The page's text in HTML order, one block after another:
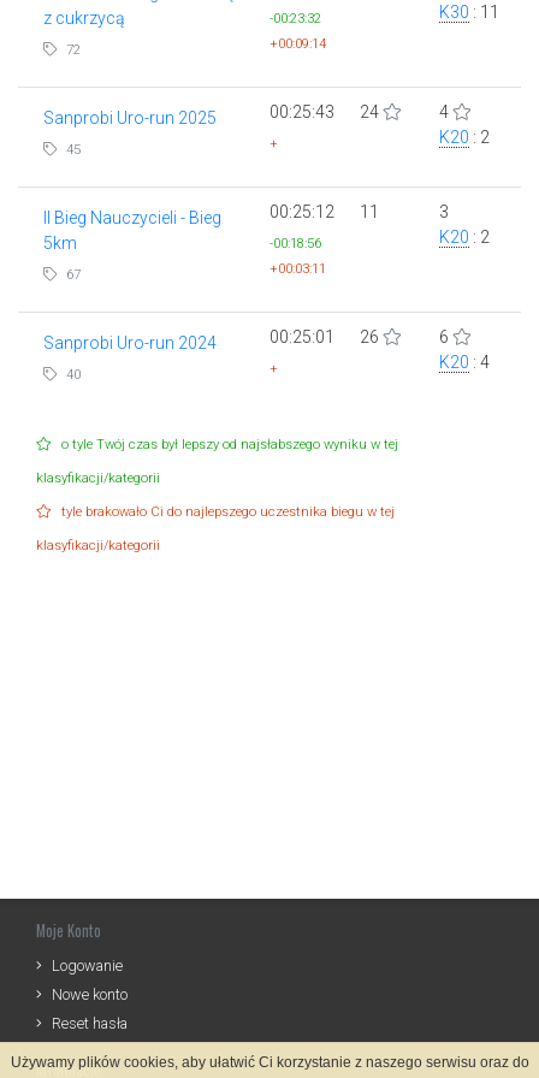
z cukrzycą
72
-00:23:32
+00:09:14
K30 : 11
Sanprobi Uro-run 2025
45
00:25:43
+
24
4
K20 : 2
II Bieg Nauczycieli - Bieg
5km
67
00:25:12
-00:18:56
+00:03:11
11
3
K20 : 2
Sanprobi Uro-run 2024
40
00:25:01
+
26
6
K20 : 4
o tyle Twój czas był lepszy od najsłabszego wyniku w tej
klasyfikacji/kategorii
tyle brakowało Ci do najlepszego uczestnika biegu w tej
klasyfikacji/kategorii
Moje Konto
Logowanie
Nowe konto
Reset hasła
Informacje
Używamy plików cookies, aby ułatwić Ci korzystanie z naszego serwisu oraz do